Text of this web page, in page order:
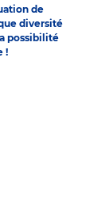
de
diversité
possibilité
!